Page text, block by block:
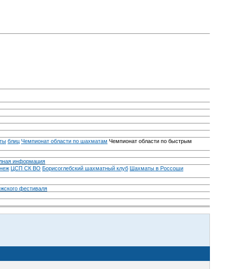
блиц Чемпионат области по шахматам Чемпионат области по быстрым
информация
ЦСП СК ВО Борисоглебский шахматный клуб Шахматы в Россоши
фестиваля